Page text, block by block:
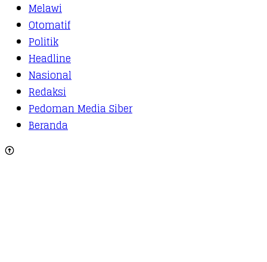
Melawi
Otomatif
Politik
Headline
Nasional
Redaksi
Pedoman Media Siber
Beranda